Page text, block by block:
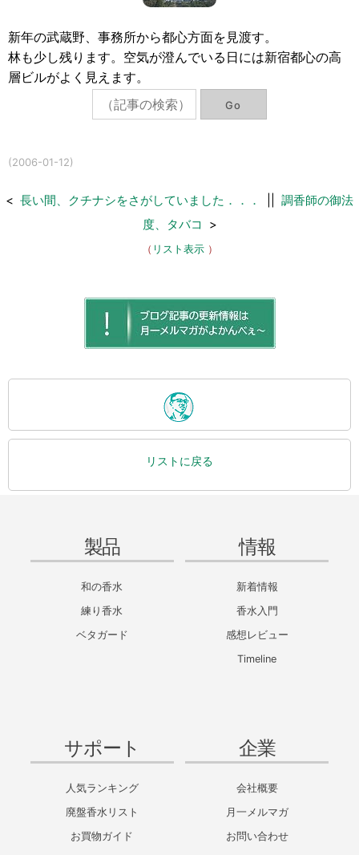
新年の武蔵野、事務所から都心方面を見渡す。
林も少し残ります。空気が澄んでいる日には新宿都心の高
層ビルがよく見えます。
(2006-01-12)
< 長い間、クチナシをさがしていました．．．
調香師の御法
度、タバコ
>
（ リスト表示）
リストに戻る
製品
和の香水
練り香水
ベタガード
情報
新着情報
香水入門
感想レビュー
Timeline
サポート
人気ランキング
廃盤香水リスト
お買物ガイド
企業
会社概要
月一メルマガ
お問い合わせ